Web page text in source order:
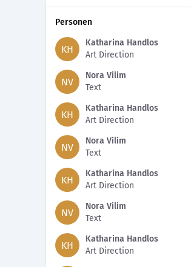
Personen
KH
Katharina Handlos
Art Direction
NV
Nora Vilim
Text
KH
Katharina Handlos
Art Direction
NV
Nora Vilim
Text
KH
Katharina Handlos
Art Direction
NV
Nora Vilim
Text
KH
Katharina Handlos
Art Direction